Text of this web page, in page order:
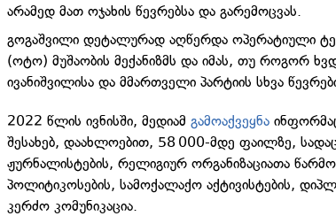
არამედ მათ ოჯახის წევრებსა და გარემოცვას.
გოგაშვილი დეტალურად აღწერდა ოპერატიული
(ოტო) მუშაობის მექანიზმს და იმას, თუ როგორ
ივანიშვილისა და მმართველი პარტიის სხვა
2022 წლის ივნისში, მედიამგამოაქვეყნა
შესახებ, დაახლოებით, 58 000-მდე ფაილზე,
ჟურნალისტების, რელიგიურ ორგანიზაციათა
პოლიტიკოსების, სამოქალაქო აქტივისტების,
კერძო კომუნიკაცია.